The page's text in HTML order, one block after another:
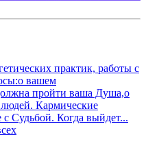
практик, работы с
вашем
пройти ваша Душа,о
Кармические
Судьбой. Когда выйдет...